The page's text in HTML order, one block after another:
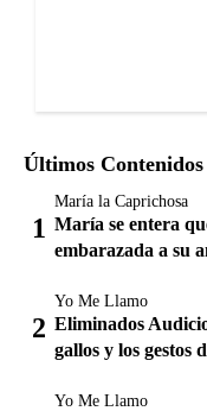
Últimos Contenidos
María la Caprichosa
María se entera
embarazada a su
Yo Me Llamo
Eliminados
gallos y los gestos
Yo Me Llamo